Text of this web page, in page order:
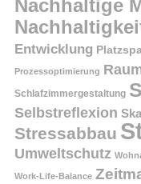
Nachhaltige
Entwicklung
Prozessoptimierung
Schlafzimmergestaltung
Selbstreflexion
Stressabbau
Umweltschutz
Work-Life-Balance